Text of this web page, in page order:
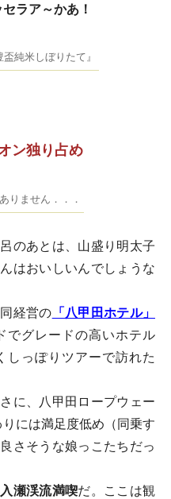
セラア～かあ！
純米しぼりたて』
ン独り占め
ません．．．
のあとは、山盛り明太子
はおいしいんでしょうな
経営の 「八甲田ホテル」
でグレードの高いホテル
しっぽりツアーで訪れた
に、八甲田ロープウェー
には満足度低め（同乗す
さそうな娘っこたちだっ
瀬渓流満喫だ。ここは観